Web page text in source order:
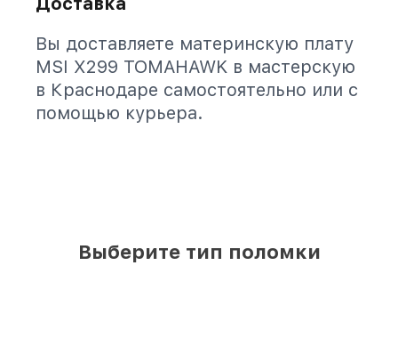
Вы доставляете материнскую плату
MSI X299 TOMAHAWK в мастерскую
в Краснодаре самостоятельно или с
помощью курьера.
Выберите тип поломки